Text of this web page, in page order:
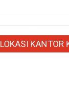
LOKASI KANTOR